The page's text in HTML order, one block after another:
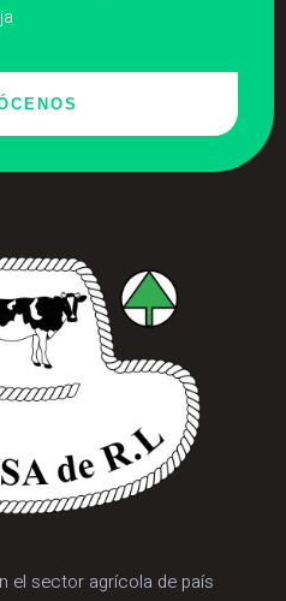
el sector agrícola de país